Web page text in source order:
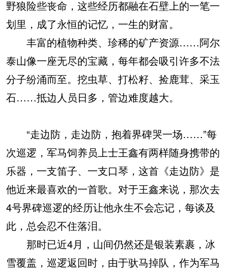
野狼险些丧命，这些经历都融在石壁上的一笔一
划里，成了永恒的记忆，一生的财富。
丰富的植物种类、珍稀的矿产资源……阿尔
泰山像一座无尽的宝藏，每年都会吸引许多不法
分子纷涌而至。挖虫草、打松籽、捡鹿茸、采玉
石……抵边人员日多，管边难度越大。
“走边防，走边防，抱着界碑哭一场……”每
次巡逻，军马饲养员上士王鑫有两样随身携带的
乐器，一支笛子、一支口琴，这首《走边防》是
他近来最喜欢的一首歌。对于王鑫来说，那次去
4号界碑巡逻的经历让他永生不会忘记，每谈及
此，总会忍不住落泪。
那时已近4月，山间仍然还是银装素裹，冰
雪覆盖，巡逻返回时，由于驮马掉队，作为军马